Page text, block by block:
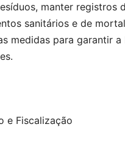
manter registros
sanitários e de
medidas para garantir a
e Fiscalização